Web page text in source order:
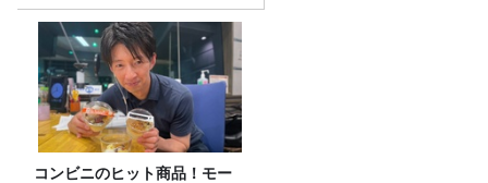
7/26(日)23時スタート！
コンビニのヒット商品！モー